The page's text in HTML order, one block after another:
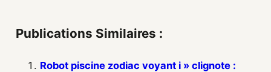
Publications Similaires :
Robot piscine zodiac voyant i » clignote :